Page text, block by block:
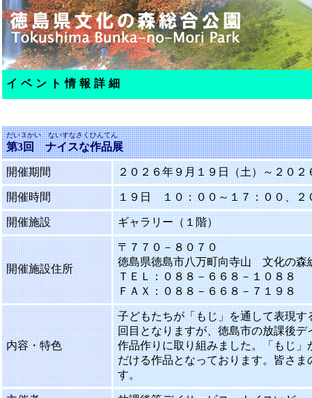
イベント情報詳細
だい３かい ないすなさくひんてん
第3回 ナイスな作品展
開催期間 ２０２６年９月１９日（土）～２０２
開催時間 １９日 １０：００～１７：００、
開催施設 ギャラリー（１階）
開催施設住所
〒７７０－８０７０
徳島県徳島市八万町向寺山 文化の森
ＴＥＬ：０８８－６６８－１０８８
ＦＡＸ：０８８－６６８－７１９８
内容・特色
子どもたちが「もじ」を通して表現
回目となりますが、徳島市の放課後
作品作りに取り組みました。「もじ
だける作品となっております。皆さ
す。